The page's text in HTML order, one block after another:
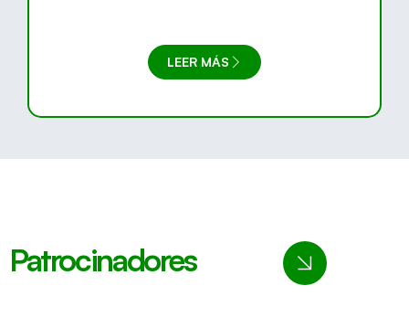
LEER MÁS
Patrocinadores